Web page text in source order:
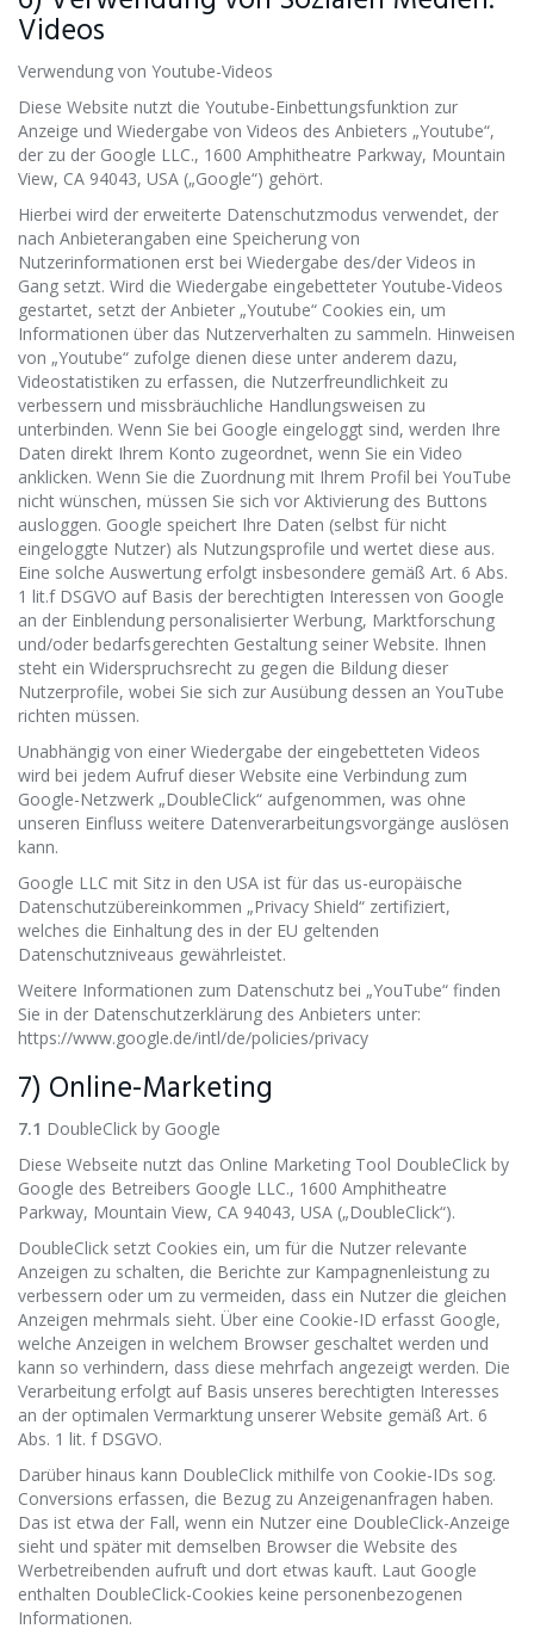
Videos
Verwendung von Youtube-Videos
Diese Website nutzt die Youtube-Einbettungsfunktion zur
Anzeige und Wiedergabe von Videos des Anbieters „Youtube“,
der zu der Google LLC., 1600 Amphitheatre Parkway, Mountain
View, CA 94043, USA („Google“) gehört.
Hierbei wird der erweiterte Datenschutzmodus verwendet, der
nach Anbieterangaben eine Speicherung von
Nutzerinformationen erst bei Wiedergabe des/der Videos in
Gang setzt. Wird die Wiedergabe eingebetteter Youtube-Videos
gestartet, setzt der Anbieter „Youtube“ Cookies ein, um
Informationen über das Nutzerverhalten zu sammeln. Hinweisen
von „Youtube“ zufolge dienen diese unter anderem dazu,
Videostatistiken zu erfassen, die Nutzerfreundlichkeit zu
verbessern und missbräuchliche Handlungsweisen zu
unterbinden. Wenn Sie bei Google eingeloggt sind, werden Ihre
Daten direkt Ihrem Konto zugeordnet, wenn Sie ein Video
anklicken. Wenn Sie die Zuordnung mit Ihrem Profil bei YouTube
nicht wünschen, müssen Sie sich vor Aktivierung des Buttons
ausloggen. Google speichert Ihre Daten (selbst für nicht
eingeloggte Nutzer) als Nutzungsprofile und wertet diese aus.
Eine solche Auswertung erfolgt insbesondere gemäß Art. 6 Abs.
1 lit.f DSGVO auf Basis der berechtigten Interessen von Google
an der Einblendung personalisierter Werbung, Marktforschung
und/oder bedarfsgerechten Gestaltung seiner Website. Ihnen
steht ein Widerspruchsrecht zu gegen die Bildung dieser
Nutzerprofile, wobei Sie sich zur Ausübung dessen an YouTube
richten müssen.
Unabhängig von einer Wiedergabe der eingebetteten Videos
wird bei jedem Aufruf dieser Website eine Verbindung zum
Google-Netzwerk „DoubleClick“ aufgenommen, was ohne
unseren Einfluss weitere Datenverarbeitungsvorgänge auslösen
kann.
Google LLC mit Sitz in den USA ist für das us-europäische
Datenschutzübereinkommen „Privacy Shield“ zertifiziert,
welches die Einhaltung des in der EU geltenden
Datenschutzniveaus gewährleistet.
Weitere Informationen zum Datenschutz bei „YouTube“ finden
Sie in der Datenschutzerklärung des Anbieters unter:
https://www.google.de/intl/de/policies/privacy
7) Online-Marketing
7.1 DoubleClick by Google
Diese Webseite nutzt das Online Marketing Tool DoubleClick by
Google des Betreibers Google LLC., 1600 Amphitheatre
Parkway, Mountain View, CA 94043, USA („DoubleClick“).
DoubleClick setzt Cookies ein, um für die Nutzer relevante
Anzeigen zu schalten, die Berichte zur Kampagnenleistung zu
verbessern oder um zu vermeiden, dass ein Nutzer die gleichen
Anzeigen mehrmals sieht. Über eine Cookie-ID erfasst Google,
welche Anzeigen in welchem Browser geschaltet werden und
kann so verhindern, dass diese mehrfach angezeigt werden. Die
Verarbeitung erfolgt auf Basis unseres berechtigten Interesses
an der optimalen Vermarktung unserer Website gemäß Art. 6
Abs. 1 lit. f DSGVO.
Darüber hinaus kann DoubleClick mithilfe von Cookie-IDs sog.
Conversions erfassen, die Bezug zu Anzeigenanfragen haben.
Das ist etwa der Fall, wenn ein Nutzer eine DoubleClick-Anzeige
sieht und später mit demselben Browser die Website des
Werbetreibenden aufruft und dort etwas kauft. Laut Google
enthalten DoubleClick-Cookies keine personenbezogenen
Informationen.